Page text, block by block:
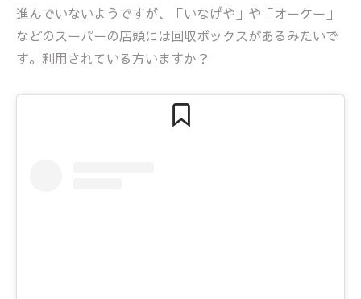
進んでいないようですが、「いなげや」や「オーケー」
などのスーパーの店頭には回収ボックスがあるみたいで
す。利用されている方いますか？